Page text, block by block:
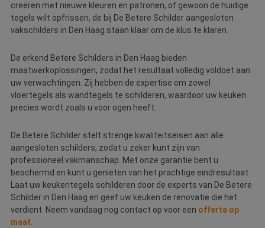
creëren met nieuwe kleuren en patronen, of gewoon de huidige
tegels wilt opfrissen, de bij De Betere Schilder aangesloten
vakschilders in Den Haag staan klaar om de klus te klaren.
De erkend Betere Schilders in Den Haag bieden
maatwerkoplossingen, zodat het resultaat volledig voldoet aan
uw verwachtingen. Zij hebben de expertise om zowel
vloertegels als wandtegels te schilderen, waardoor uw keuken
precies wordt zoals u voor ogen heeft.
De Betere Schilder stelt strenge kwaliteitseisen aan alle
aangesloten schilders, zodat u zeker kunt zijn van
professioneel vakmanschap. Met onze garantie bent u
beschermd en kunt u genieten van het prachtige eindresultaat.
Laat uw keukentegels schilderen door de experts van De Betere
Schilder in Den Haag en geef uw keuken de renovatie die het
verdient. Neem vandaag nog contact op voor een offerte op
maat